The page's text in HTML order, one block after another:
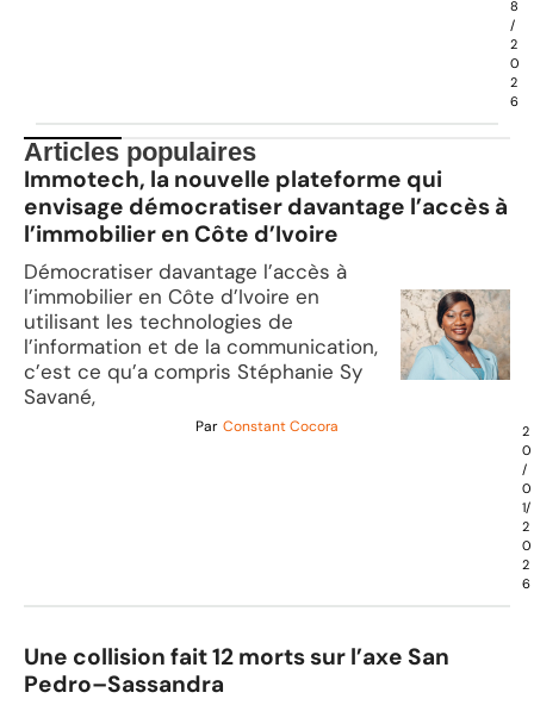
8
/
2
0
2
6
Articles populaires
Immotech, la nouvelle plateforme qui
envisage démocratiser davantage l’accès à
l’immobilier en Côte d’Ivoire
Démocratiser davantage l’accès à
l’immobilier en Côte d’Ivoire en
utilisant les technologies de
l’information et de la communication,
c’est ce qu’a compris Stéphanie Sy
Savané,
Par Constant Cocora
2
0
/
0
1/
2
0
2
6
Une collision fait 12 morts sur l’axe San
Pedro–Sassandra